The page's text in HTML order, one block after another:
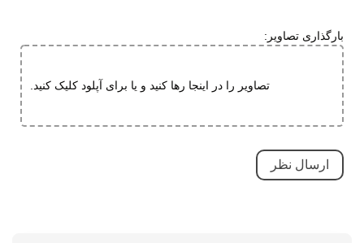
بدون ساق
وزن (یک لنگه) سایز 42: 172 گرم، سایز 44: 184 گرم
راهنمای قالب
محصول
بارگذاری تصاویر:
تصاویر را در اینجا رها کنید و یا برای آپلود کلیک کنید.